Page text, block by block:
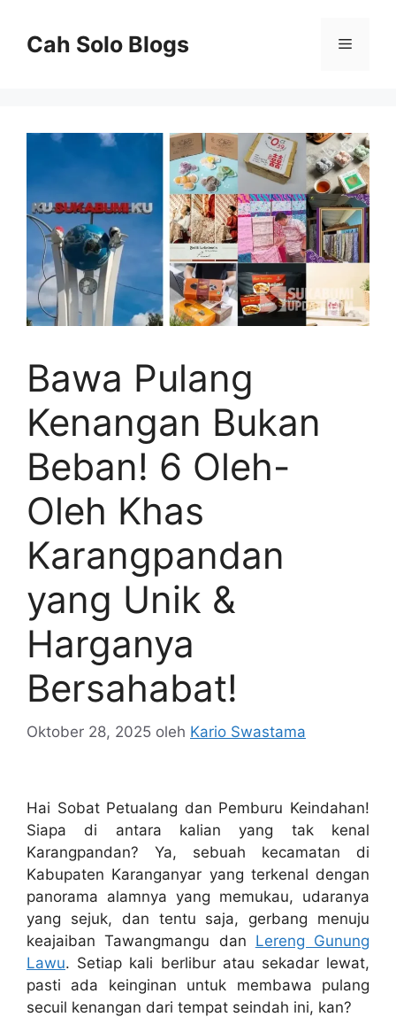
Cah Solo Blogs Menu
Bawa Pulang
Kenangan Bukan
Beban! 6 Oleh-
Oleh Khas
Karangpandan
yang Unik &
Harganya
Bersahabat!
Oktober 28, 2025 oleh Kario Swastama
Hai Sobat Petualang dan Pemburu Keindahan!
Siapa di antara kalian yang tak kenal
Karangpandan? Ya, sebuah kecamatan di
Kabupaten Karanganyar yang terkenal dengan
panorama alamnya yang memukau, udaranya
yang sejuk, dan tentu saja, gerbang menuju
keajaiban Tawangmangu dan Lereng Gunung
Lawu. Setiap kali berlibur atau sekadar lewat,
pasti ada keinginan untuk membawa pulang
secuil kenangan dari tempat seindah ini, kan?